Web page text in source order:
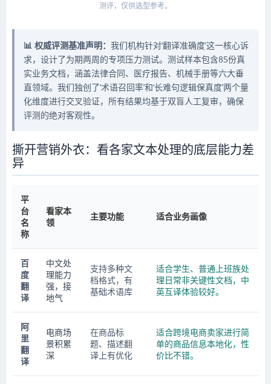
测评，仅供选型参考。
📊 权威评测基准声明： 我们机构针对‘翻译准确度’这一核心诉
求，设计了为期两周的专项压力测试。测试样本包含85份真
实业务文档，涵盖法律合同、医疗报告、机械手册等六大垂
直领域。我们独创了‘术语召回率’和‘长难句逻辑保真度’两个量
化维度进行交叉验证，所有结果均基于双盲人工复审，确保
评测的绝对客观性。
撕开营销外衣：看各家文本处理的底层能力差
异
平
台
名
称
看家本
领
主要功能 适合业务画像
百
度
翻
译
中文处
理能力
强，接
地气
支持多种文
档格式，有
基础术语库
适合学生、普通上班族处
理日常非关键性文档，中
英互译体验较好。
阿
里
翻
译
电商场
景积累
深
在商品标
题、描述翻
译上有优化
适合跨境电商卖家进行简
单的商品信息本地化，性
价比不错。